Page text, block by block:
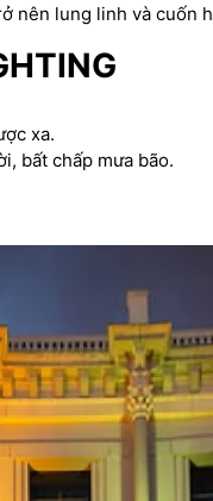
nên lung linh và cuốn
xa.
bất chấp mưa bão.